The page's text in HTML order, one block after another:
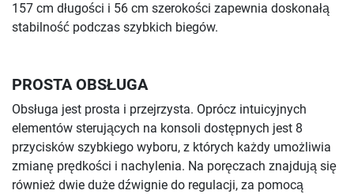
157 cm długości i 56 cm szerokości zapewnia doskonałą
stabilność podczas szybkich biegów.
PROSTA OBSŁUGA
Obsługa jest prosta i przejrzysta. Oprócz intuicyjnych
elementów sterujących na konsoli dostępnych jest 8
przycisków szybkiego wyboru, z których każdy umożliwia
zmianę prędkości i nachylenia. Na poręczach znajdują się
również dwie duże dźwignie do regulacji, za pomocą